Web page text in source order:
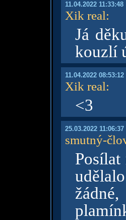
11.04.2022 11:33:48
Xik real:
Já
kouzlí
11.04.2022 08:53:12
Xik real:
<3
25.03.2022 11:06:37
smutný-